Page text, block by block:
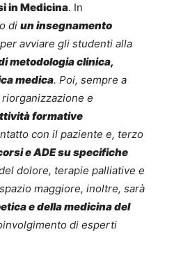
in Medicina. In
di un insegnamento
per avviare gli studenti alla
metodologia clinica,
medica. Poi, sempre a
e
formative
con il paziente e, terzo
e ADE su specifiche
dolore, terapie palliative e
maggiore, inoltre, sarà
e della medicina del
di esperti